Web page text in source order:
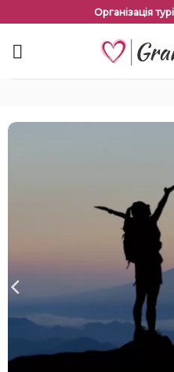
змісту
Організація